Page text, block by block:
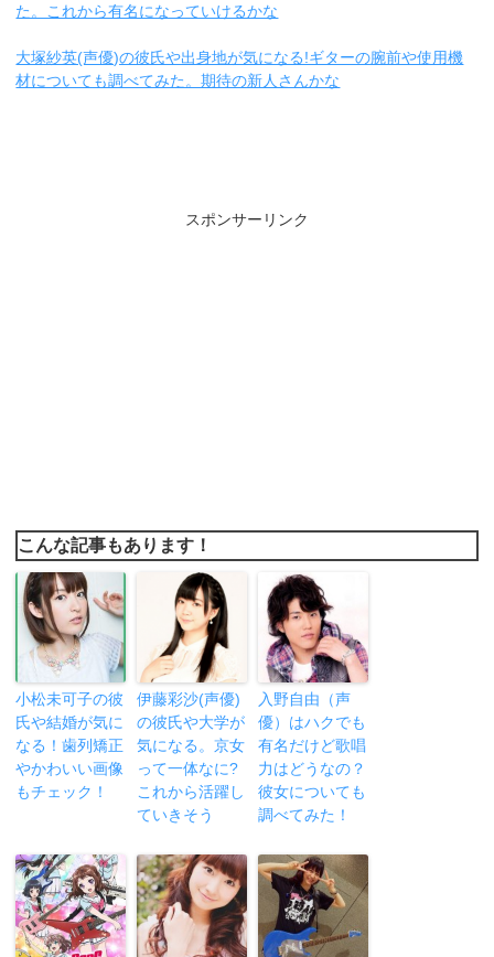
た。これから有名になっていけるかな
大塚紗英(声優)の彼氏や出身地が気になる!ギターの腕前や使用機
材についても調べてみた。期待の新人さんかな
スポンサーリンク
こんな記事もあります！
小松未可子の彼
氏や結婚が気に
なる！歯列矯正
やかわいい画像
もチェック！
伊藤彩沙(声優)
の彼氏や大学が
気になる。京女
って一体なに?
これから活躍し
ていきそう
入野自由（声
優）はハクでも
有名だけど歌唱
力はどうなの？
彼女についても
調べてみた！